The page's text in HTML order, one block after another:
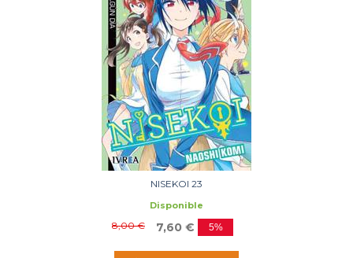
NISEKOI 23
Disponible
8,00 € 7,60 € 5%